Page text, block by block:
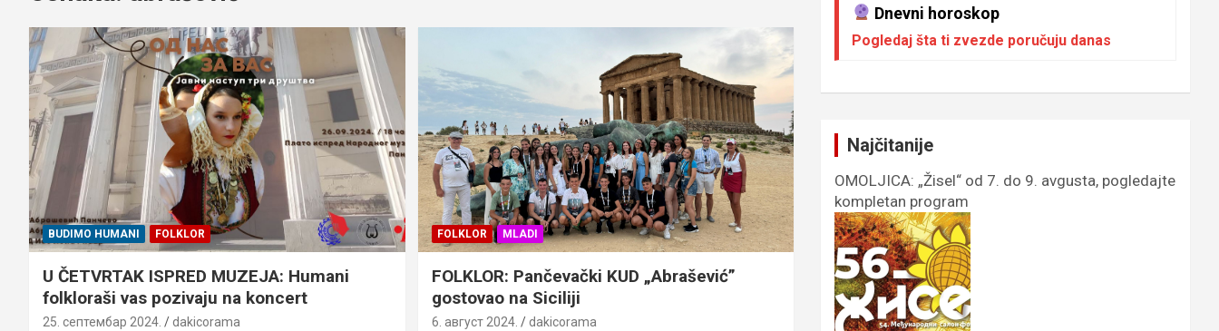
BUDIMO HUMANI FOLKLOR
U ČETVRTAK ISPRED MUZEJA: Humani
folkloraši vas pozivaju na koncert
25. септембар 2024. dakicorama
FOLKLOR MLADI
FOLKLOR: Pančevački KUD „Abrašević”
gostovao na Siciliji
6. август 2024. dakicorama
Dnevni horoskop
Pogledaj šta ti zvezde poručuju danas
Najčitanije
OMOLJICA: „Žisel“ od 7. do 9. avgusta, pogledajte
kompletan program